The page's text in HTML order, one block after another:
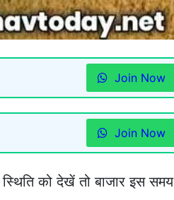
Join Now
Join Now
स्थिति को देखें तो बाजार इस समय